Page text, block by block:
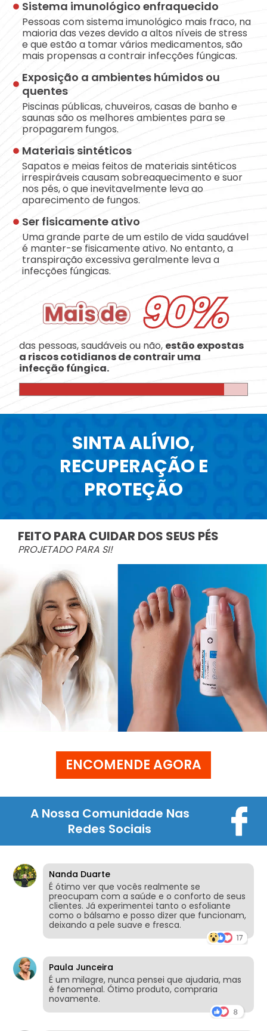
Sistema imunológico enfraquecido
Pessoas com sistema imunológico mais fraco, na
maioria das vezes devido a altos níveis de stress
e que estão a tomar vários medicamentos, são
mais propensas a contrair infecções fúngicas.
Exposição a ambientes húmidos ou
quentes
Piscinas públicas, chuveiros, casas de banho e
saunas são os melhores ambientes para se
propagarem fungos.
Materiais sintéticos
Sapatos e meias feitos de materiais sintéticos
irrespiráveis causam sobreaquecimento e suor
nos pés, o que inevitavelmente leva ao
aparecimento de fungos.
Ser fisicamente ativo
Uma grande parte de um estilo de vida saudável
é manter-se fisicamente ativo. No entanto, a
transpiração excessiva geralmente leva a
infecções fúngicas.
90%
das pessoas, saudáveis ou não, estão expostas
a riscos cotidianos de contrair uma
infecção fúngica.
SINTA ALÍVIO,
RECUPERAÇÃO E
PROTEÇÃO
FEITO PARA CUIDAR DOS SEUS PÉS
PROJETADO PARA SI!
ENCOMENDE AGORA
A Nossa Comunidade Nas
Redes Sociais
Nanda Duarte
É ótimo ver que vocês realmente se
preocupam com a saúde e o conforto de seus
clientes. Já experimentei tanto o esfoliante
como o bálsamo e posso dizer que funcionam,
deixando a pele suave e fresca.
Paula Junceira
É um milagre, nunca pensei que ajudaria, mas
é fenomenal. Ótimo produto, compraria
novamente.